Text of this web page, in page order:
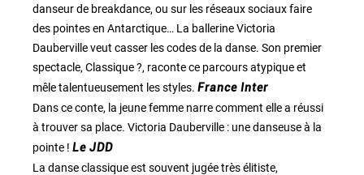
danseur de breakdance, ou sur les réseaux sociaux faire
des pointes en Antarctique… La ballerine Victoria
Dauberville veut casser les codes de la danse. Son premier
spectacle, Classique ?, raconte ce parcours atypique et
mêle talentueusement les styles. France Inter
Dans ce conte, la jeune femme narre comment elle a réussi
à trouver sa place. Victoria Dauberville : une danseuse à la
pointe ! Le JDD
La danse classique est souvent jugée très élitiste,